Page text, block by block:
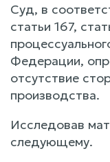
Суд, в
статьи 167,
Федерации,
отсутствие
производства.
Исследовав
следующему.